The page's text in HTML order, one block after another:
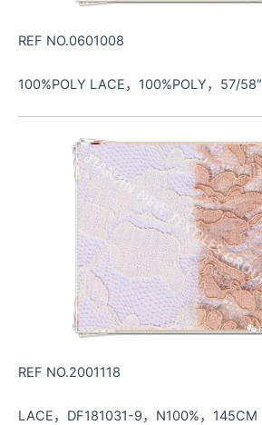
REF NO.0601008
100%POLY LACE，100%POLY，57/58″
REF NO.2001118
LACE，DF181031-9，N100%，145CM